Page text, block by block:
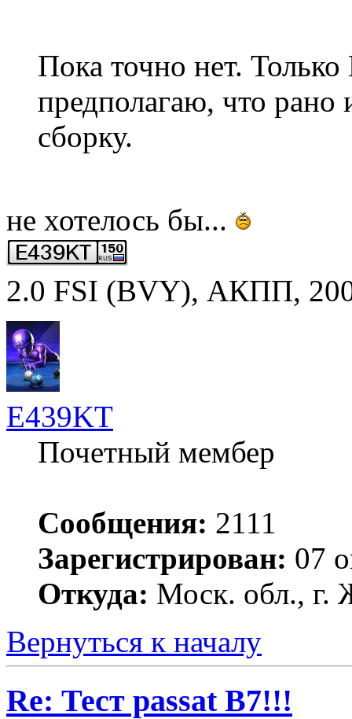
Пока точно нет.
предполагаю, что рано
сборку.
не хотелось бы...
2.0 FSI (BVY), АКПП,
E439KT
Почетный мембер
Сообщения: 2111
Зарегистрирован: 07
Откуда: Моск. обл., г.
Вернуться к началу
Re: Тест passat B7!!!